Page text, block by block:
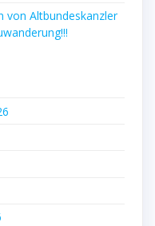
von Altbundeskanzler